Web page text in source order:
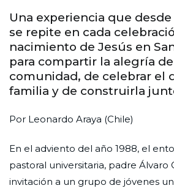
Una experiencia que desde
se repite en cada
nacimiento de Jesús en
para compartir la alegría
comunidad, de celebrar el
familia y de construirla
Por Leonardo Araya (Chile)
En el adviento del año 1988, el
pastoral universitaria, padre Álvaro
invitación a un grupo de jóvenes